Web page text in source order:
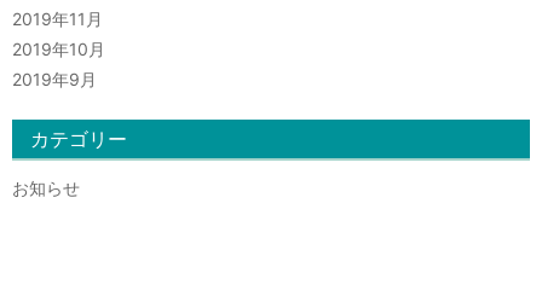
2019年11月
2019年10月
2019年9月
カテゴリー
お知らせ